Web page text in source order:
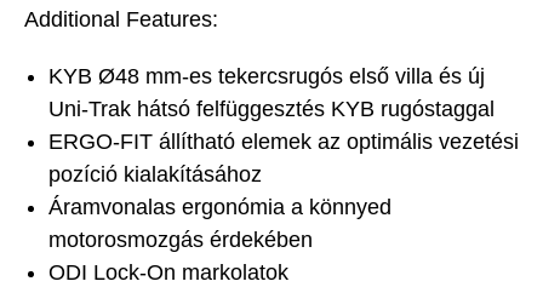
Additional Features:
KYB Ø48 mm-es tekercsrugós első villa és új
Uni-Trak hátsó felfüggesztés KYB rugóstaggal
ERGO-FIT állítható elemek az optimális vezetési
pozíció kialakításához
Áramvonalas ergonómia a könnyed
motorosmozgás érdekében
ODI Lock-On markolatok